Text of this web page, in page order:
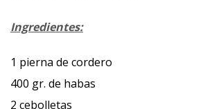
Ingredientes:
1 pierna de cordero
400 gr. de habas
2 cebolletas